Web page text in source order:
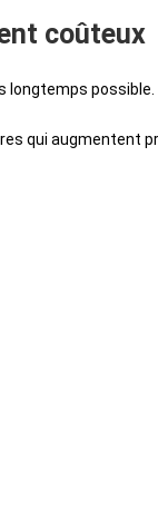
coûteux
longtemps possible.
qui augmentent